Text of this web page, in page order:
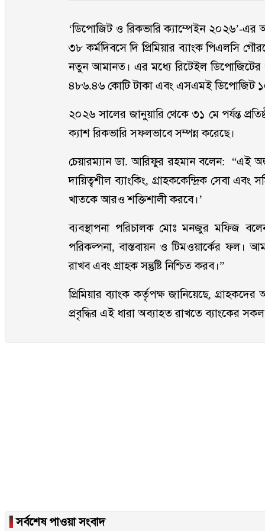
‘ডিপোজিট ও রিকভারি ক্যাম্পেইন ২০২৬’-এর
৩৮ কর্মদিবসে দি প্রিমিয়ার ব্যাংক পিএলসি
নতুন আমানত। এর মধ্যে রিটেইল ডিপোজিটের
৪৮৬.৪৬ কোটি টাকা এবং এসএমই ডিপোজিট
২০২৬ সালের জানুয়ারি থেকে ৩১ মে পর্যন্ত
ক্যাশ রিকভারি সফলভাবে সম্পন্ন করেছে।
চেয়ারম্যান ডা. আরিফুর রহমান বলেন: “এই
দায়িত্বশীল ব্যাংকিং, গ্রাহককেন্দ্রিক সেবা এবং
খাতকে আরও শক্তিশালী করবে।’
ব্যবস্থাপনা পরিচালক মোঃ মনজুর মফিজ
পরিকল্পনা, বাস্তবায়ন ও টিমওয়ার্কের ফল।
রাখব এবং গ্রাহক সন্তুষ্টি নিশ্চিত করব।”
প্রিমিয়ার ব্যাংক কর্তৃপক্ষ জানিয়েছে,
প্রবৃদ্ধির এই ধারা অব্যাহত রাখতে ব্যাংকের
▐সর্বশেষ পাওয়া সংবাদ